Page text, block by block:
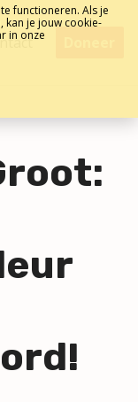
functioneren. Als je
kan je jouw cookie-
in onze